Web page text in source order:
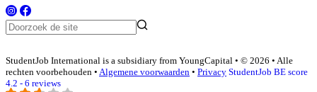
StudentJob International is a subsidiary from YoungCapital • © 2026 • Alle
rechten voorbehouden • Algemene voorwaarden • Privacy StudentJob BE score
4.2 - 6 reviews